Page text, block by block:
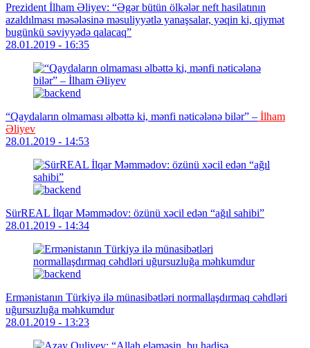
Prezident İlham Əliyev: “Əgər bütün ölkələr neft hasilatının
azaldılması məsələsinə məsuliyyətlə yanaşsalar, yəqin ki, qiymət
bugünkü səviyyədə qalacaq”
28.01.2019 - 16:35
“Qaydaların olmaması əlbəttə ki, mənfi nəticələnə bilər” – İlham
Əliyev
28.01.2019 - 14:53
SürREAL İlqar Məmmədov: özünü xəcil edən “ağıl sahibi”
28.01.2019 - 14:34
Ermənistanın Türkiyə ilə münasibətləri normallaşdırmaq cəhdləri
uğursuzluğa məhkumdur
28.01.2019 - 13:23